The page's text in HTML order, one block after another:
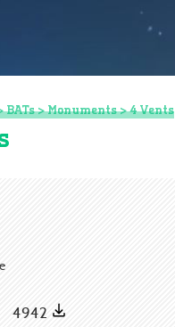
BATs>Monuments> 4 Vents
4942